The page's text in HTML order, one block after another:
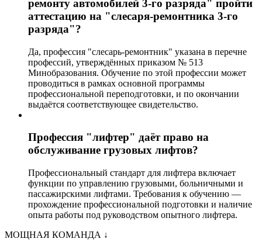
ремонту автомобилей 3-го разряда" пройти
аттестацию на "слесаря-ремонтника 3-го
разряда"?
Да, профессия "слесарь-ремонтник" указана в перечне
профессий, утверждённых приказом № 513
Минобразования. Обучение по этой профессии может
проводиться в рамках основной программы
профессиональной переподготовки, и по окончании
выдаётся соответствующее свидетельство.
Профессия "лифтер" даёт право на
обслуживание грузовых лифтов?
Профессиональный стандарт для лифтера включает
функции по управлению грузовыми, больничными и
пассажирскими лифтами. Требования к обучению —
прохождение профессиональной подготовки и наличие
опыта работы под руководством опытного лифтера.
МОЩНАЯ КОМАНДА ↓